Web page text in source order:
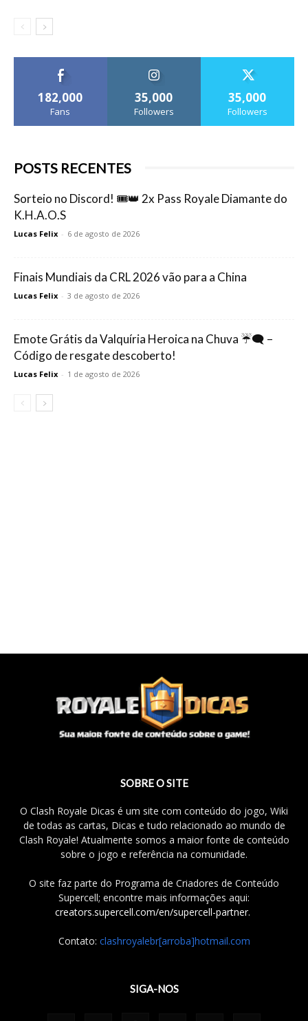
182,000
Fans
35,000
Followers
35,000
Followers
POSTS RECENTES
Sorteio no Discord! 🎟️👑 2x Pass Royale Diamante do
K.H.A.O.S
Lucas Felix - 6 de agosto de 2026
Finais Mundiais da CRL 2026 vão para a China
Lucas Felix - 3 de agosto de 2026
Emote Grátis da Valquíria Heroica na Chuva ☔🗨️ –
Código de resgate descoberto!
Lucas Felix - 1 de agosto de 2026
SOBRE O SITE
O Clash Royale Dicas é um site com conteúdo do jogo, Wiki
de todas as cartas, Dicas e tudo relacionado ao mundo de
Clash Royale! Atualmente somos a maior fonte de conteúdo
sobre o jogo e referência na comunidade.
O site faz parte do Programa de Criadores de Conteúdo
Supercell; encontre mais informações aqui:
creators.supercell.com/en/supercell-partner.
Contato: clashroyalebr[arroba]hotmail.com
SIGA-NOS